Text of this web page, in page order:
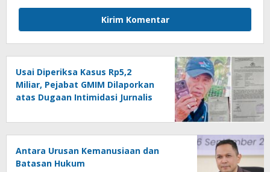
Usai Diperiksa Kasus Rp5,2
Miliar, Pejabat GMIM Dilaporkan
atas Dugaan Intimidasi Jurnalis
Antara Urusan Kemanusiaan dan
Batasan Hukum